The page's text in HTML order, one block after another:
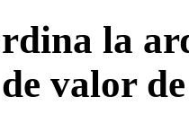
la
valor